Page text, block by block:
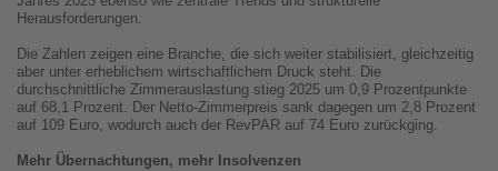
Herausforderungen.
Die Zahlen zeigen eine Branche, die sich weiter stabilisiert, gleichzeitig
aber unter erheblichem wirtschaftlichem Druck steht. Die
durchschnittliche Zimmerauslastung stieg 2025 um 0,9 Prozentpunkte
auf 68,1 Prozent. Der Netto-Zimmerpreis sank dagegen um 2,8 Prozent
auf 109 Euro, wodurch auch der RevPAR auf 74 Euro zurückging.
Mehr Übernachtungen, mehr Insolvenzen